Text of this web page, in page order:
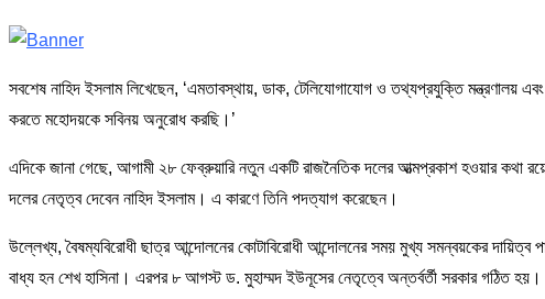
সবশেষ নাহিদ ইসলাম লিখেছেন, ‘এমতাবস্থায়, ডাক, টেলিযোগাযোগ ও তথ্যপ্রযুক্তি মন্ত্রণালয়
করতে মহোদয়কে সবিনয় অনুরোধ করছি।’
এদিকে জানা গেছে, আগামী ২৮ ফেব্রুয়ারি নতুন একটি রাজনৈতিক দলের আত্মপ্রকাশ হওয়ার কথা
দলের নেতৃত্ব দেবেন নাহিদ ইসলাম। এ কারণে তিনি পদত্যাগ করেছেন।
উল্লেখ্য, বৈষম্যবিরোধী ছাত্র আন্দোলনের কোটাবিরোধী আন্দোলনের সময় মুখ্য সমন্বয়কের
বাধ্য হন শেখ হাসিনা। এরপর ৮ আগস্ট ড. মুহাম্মদ ইউনূসের নেতৃত্বে অন্তর্বর্তী সরকার গঠিত হয়।